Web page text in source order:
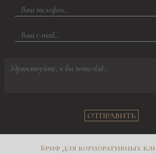
ОТПРАВИТЬ
Бриф для корпоративных